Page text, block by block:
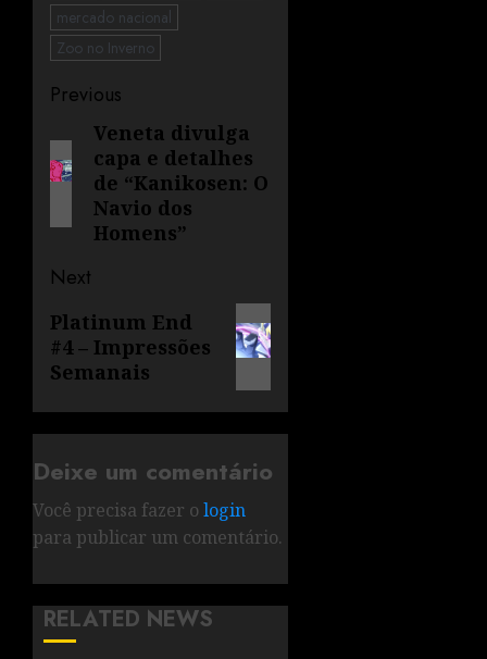
mercado nacional
Zoo no Inverno
Previous
Veneta divulga
capa e detalhes
de “Kanikosen: O
Navio dos
Homens”
Next
Platinum End
#4 – Impressões
Semanais
Deixe um comentário
Você precisa fazer o login
para publicar um comentário.
RELATED NEWS